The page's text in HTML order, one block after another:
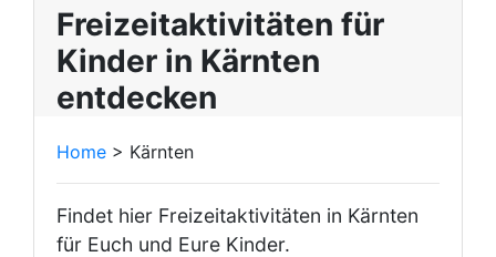
Freizeitaktivitäten für
Kinder in Kärnten
entdecken
Home > Kärnten
Findet hier Freizeitaktivitäten in Kärnten
für Euch und Eure Kinder.